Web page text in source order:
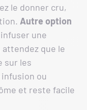
le donner cru,
Autre option
une
attendez que le
sur les
ou
et reste facile